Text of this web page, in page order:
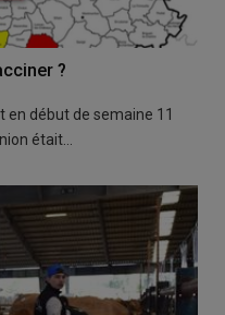
?
début de semaine 11
était…